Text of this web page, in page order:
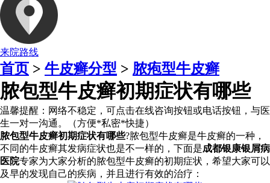
来院路线
首页 > 牛皮癣分型 > 脓疱型牛皮癣
脓包型牛皮癣初期症状有哪些
温馨提醒： 网络不稳定，可点击在线咨询按钮或电话按钮，与医
生一对一沟通。（方便*私密*快捷）
脓包型牛皮癣初期症状有哪些?脓包型牛皮癣是牛皮癣的一种，
不同的牛皮癣其发病症状也是不一样的，下面是成都银康银屑病
医院专家为大家分析的脓包型牛皮癣的初期症状，希望大家可以
及早的发现自己的疾病，并且进行有效的治疗：